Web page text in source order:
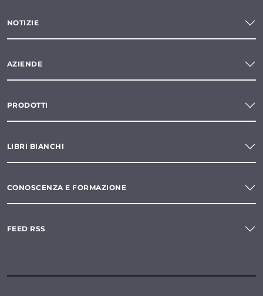
NOTIZIE
AZIENDE
PRODOTTI
LIBRI BIANCHI
CONOSCENZA E FORMAZIONE
FEED RSS